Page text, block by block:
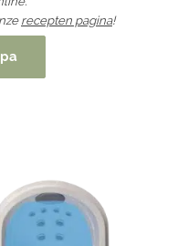
recepten pagina!